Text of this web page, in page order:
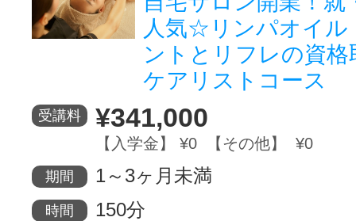
人気☆リンパオイル
ントとリフレの資
ケアリストコース
受講料 ¥341,000
【入学金】 ¥0 【その他】 ¥0
期間 1～3ヶ月未満
時間 150分